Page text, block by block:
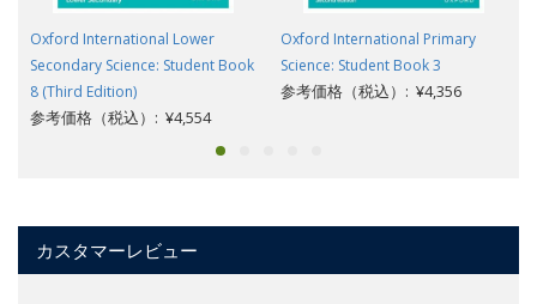
Oxford International Lower
Secondary Science: Student Book
8 (Third Edition)
参考価格（税込）: ¥4,554
Oxford International Primary
Science: Student Book 3
参考価格（税込）: ¥4,356
カスタマーレビュー